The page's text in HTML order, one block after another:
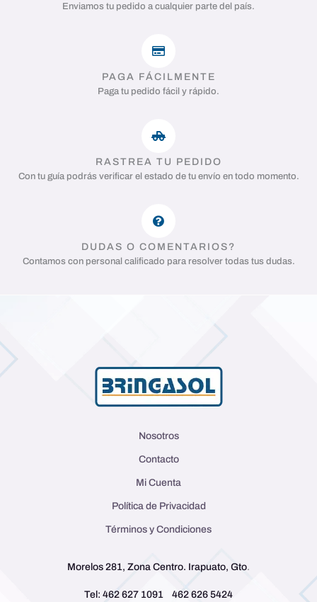
Enviamos tu pedido a cualquier parte del país.
PAGA FÁCILMENTE
Paga tu pedido fácil y rápido.
RASTREA TU PEDIDO
Con tu guía podrás verificar el estado de tu envío en todo momento.
DUDAS O COMENTARIOS?
Contamos con personal calificado para resolver todas tus dudas.
Nosotros
Contacto
Mi Cuenta
Política de Privacidad
Términos y Condiciones
Morelos 281, Zona Centro. Irapuato, Gto.
Tel: 462 627 1091 462 626 5424